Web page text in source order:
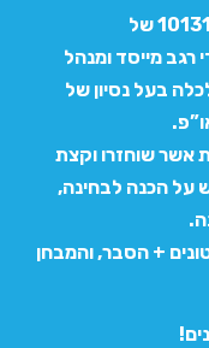
המינימרתון המקוון בקורס מיקרוכלכלה 10131 של
רגב מייסד ומנהל
בעל נסיון של
בחינות מקוריות אשר שוחזרו וקצת
על הכנה לבחינה,
+ הסבר, והמבחן